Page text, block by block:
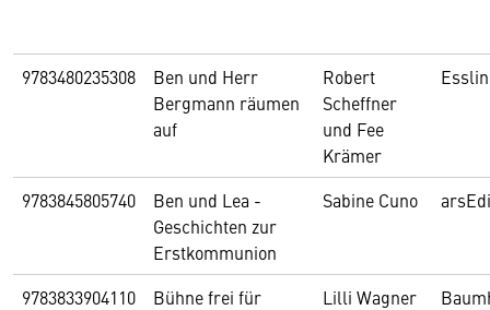
9783480235308
Ben und Herr
Bergmann räumen
auf
Robert
Scheffner
und Fee
Krämer
9783845805740
Ben und Lea -
Geschichten zur
Erstkommunion
Sabine Cuno
9783833904110
Bühne frei für
Lilli Wagner